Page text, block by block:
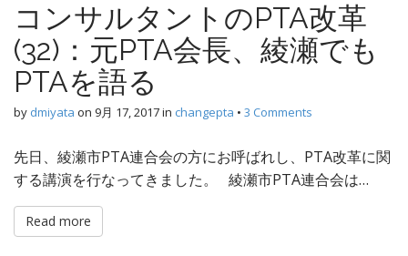
コンサルタントのPTA改革
(32)：元PTA会長、綾瀬でも
PTAを語る
by dmiyata on 9月 17, 2017in changepta • 3 Comments
先日、綾瀬市PTA連合会の方にお呼ばれし、PTA改革に関
する講演を行なってきました。 綾瀬市PTA連合会は…
Read more